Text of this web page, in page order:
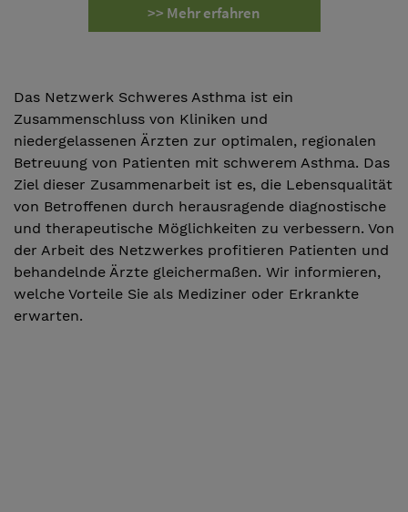
>> Mehr erfahren
Das Netzwerk Schweres Asthma ist ein
Zusammenschluss von Kliniken und
niedergelassenen Ärzten zur optimalen, regionalen
Betreuung von Patienten mit schwerem Asthma. Das
Ziel dieser Zusammenarbeit ist es, die Lebensqualität
von Betroffenen durch herausragende diagnostische
und therapeutische Möglichkeiten zu verbessern. Von
der Arbeit des Netzwerkes profitieren Patienten und
behandelnde Ärzte gleichermaßen. Wir informieren,
welche Vorteile Sie als Mediziner oder Erkrankte
erwarten.